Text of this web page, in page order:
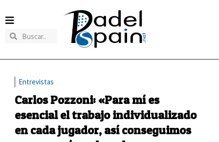
Entrevistas
Carlos Pozzoni: «Para mí es
esencial el trabajo individualizado
en cada jugador, así conseguimos